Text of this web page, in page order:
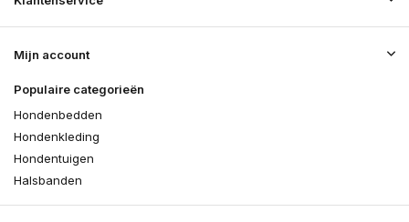
Mijn account
Populaire categorieën
Hondenbedden
Hondenkleding
Hondentuigen
Halsbanden